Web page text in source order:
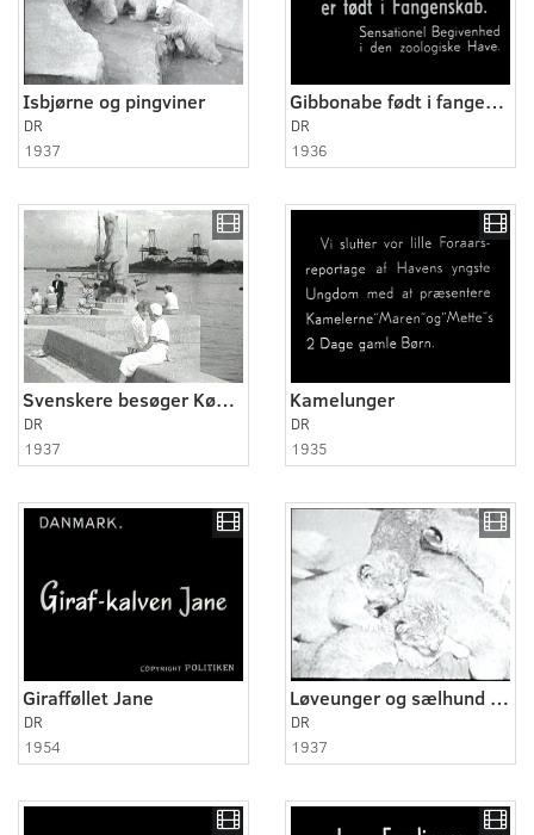
Isbjørne og pingviner
DR
1937
Gibbonabe født i fangenskab
DR
1936
Svenskere besøger København
DR
1937
Kamelunger
DR
1935
Girafføllet Jane
DR
1954
Løveunger og sælhund ammes af hund
DR
1937